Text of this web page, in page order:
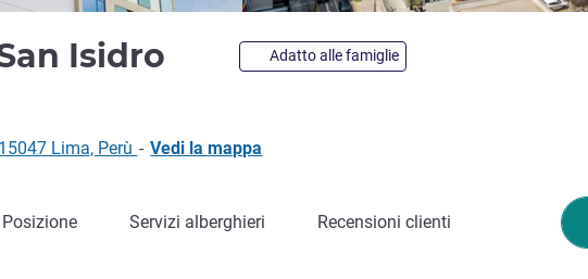
Isidro 4 stelleAdatto alle famiglie
Lima, Perù - Vedi la mappa
Posizione Servizi alberghieri Recensioni clienti